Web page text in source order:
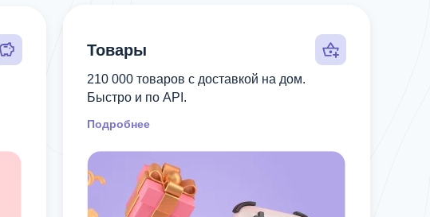
210 000 товаров с доставкой на дом.
Быстро и по API.
Подробнее
Товары